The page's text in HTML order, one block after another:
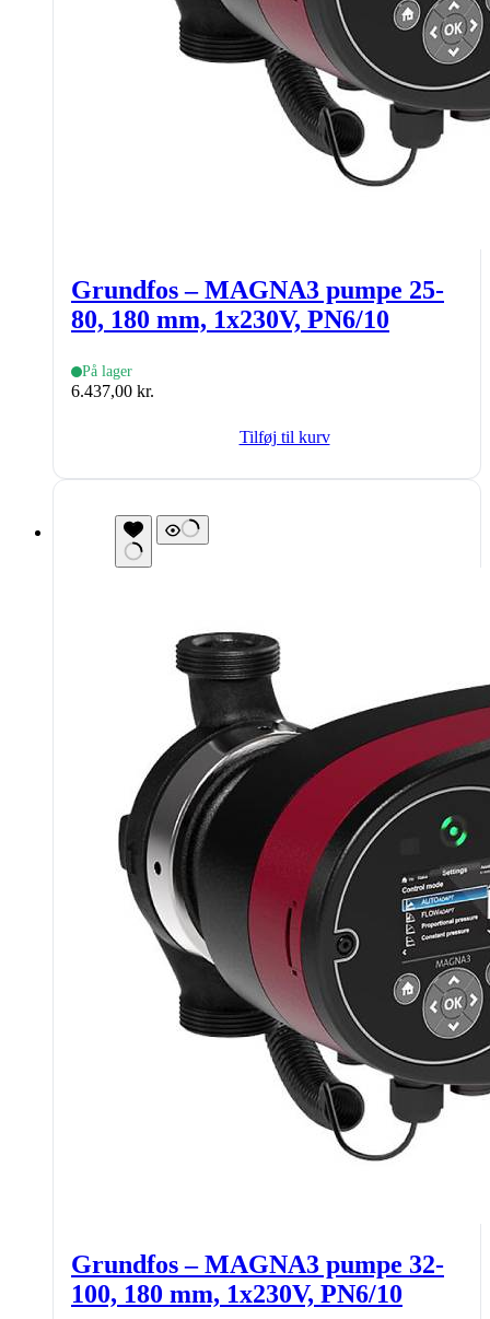
Grundfos – MAGNA3 pumpe 25-
80, 180 mm, 1x230V, PN6/10
På lager
6.437,00 kr.
Tilføj til kurv
Grundfos – MAGNA3 pumpe 32-
100, 180 mm, 1x230V, PN6/10